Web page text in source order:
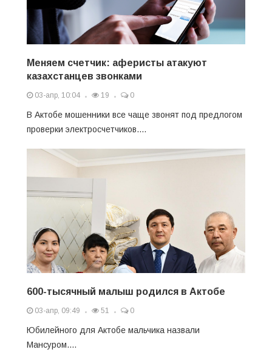
Меняем счетчик: аферисты атакуют
казахстанцев звонками
03-апр, 10:04 19 0
В Актобе мошенники все чаще звонят под предлогом
проверки электросчетчиков....
600-тысячный малыш родился в Актобе
03-апр, 09:49 51 0
Юбилейного для Актобе мальчика назвали
Мансуром....